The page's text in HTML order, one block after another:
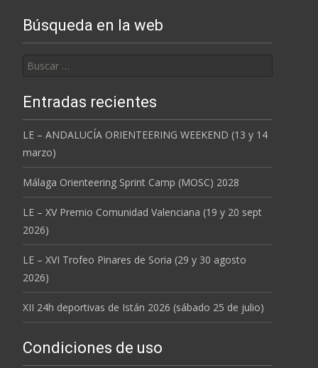
Búsqueda en la web
Entradas recientes
LE – ANDALUCÍA ORIENTEERING WEEKEND (13 y 14
marzo)
Málaga Orienteering Sprint Camp (MOSC) 2028
LE – XV Premio Comunidad Valenciana (19 y 20 sept
2026)
LE – XVI Trofeo Pinares de Soria (29 y 30 agosto
2026)
XII 24h deportivas de Istán 2026 (sábado 25 de julio)
Condiciones de uso